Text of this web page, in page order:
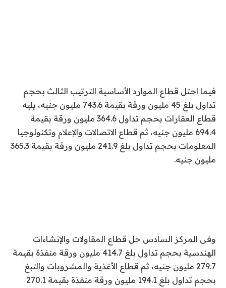
فيما احتل قطاع الموارد الأساسية الترتيب الثالث بحجم
تداول بلغ 45 مليون ورقة بقيمة 743.6 مليون جنيه، يليه
قطاع العقارات بحجم تداول 364.6 مليون ورقة بقيمة
694.4 مليون جنيه، ثم قطاع الاتصالات والإعلام وتكنولوجيا
المعلومات بحجم تداول بلغ 241.9 مليون ورقة بقيمة 365.3
مليون جنيه.
وفى المركز السادس حل قطاع المقاولات والإنشاءات
الهندسية بحجم تداول بلغ 414.7 مليون ورقة منفذة بقيمة
279.7 مليون جنيه، ثم قطاع الأغذية والمشروبات والتبغ
بحجم تداول بلغ 194.1 مليون ورقة منفذة بقيمة 270.1